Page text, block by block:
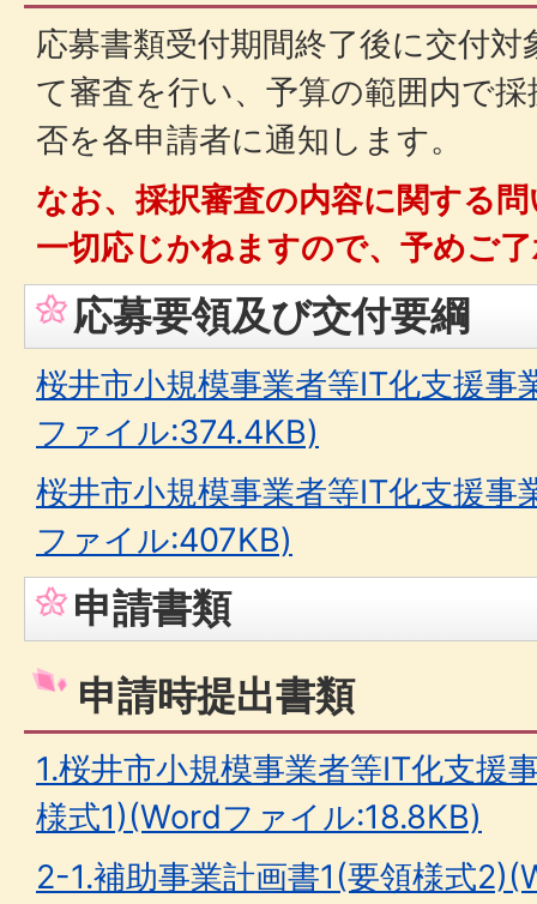
応募書類受付期間終了後に交付
て審査を行い、予算の範囲内で
否を各申請者に通知します。
なお、採択審査の内容に関する
一切応じかねますので、予めご
応募要領及び交付要綱
桜井市小規模事業者等IT化支援事
ファイル:374.4KB)
桜井市小規模事業者等IT化支援事
ファイル:407KB)
申請書類
申請時提出書類
1.桜井市小規模事業者等IT化支援
様式1)(Wordファイル:18.8KB)
2-1.補助事業計画書1(要領様式